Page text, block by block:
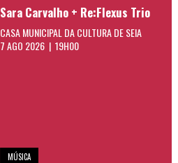
Sara Carvalho + Re:Flexus Trio
CASA MUNICIPAL DA CULTURA DE SEIA
7 AGO 2026 | 19H00
MÚSICA